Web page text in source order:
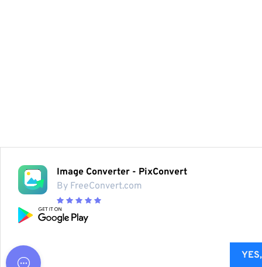
Image Converter - PixConvert
By FreeConvert.com